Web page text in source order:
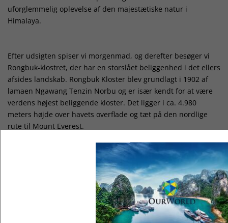
uforglemmelig oplevelse af den majestætiske natur i
Himalaya.
Efter udsigten spiser vi morgenmad, og derefter besøger vi
Rongbuk-klostret, der har en storslået beliggenhed i det ellers
afsides landskab. Rongbuk Kloster blev grundlagt i 1902 af
lamaen Ngawang Tenzin Norbu og er især kendt for at være
verdens højest beliggende kloster. Det ligger i ca. 4.980
meters højde over havets overflade og tæt på den nordlige
rute til Mount Everest.
Klostret ligger i Rongbuk-dalen på den tibetanske side af
Himalaya og fungerede oprindeligt som et lille retreat-center
for meditation, hvor munke og nonner kunne leve i isolation
og askese i det barske højlandslandskab.
Vi kører mod Shigatse omkring kl. 10.30, forventes at